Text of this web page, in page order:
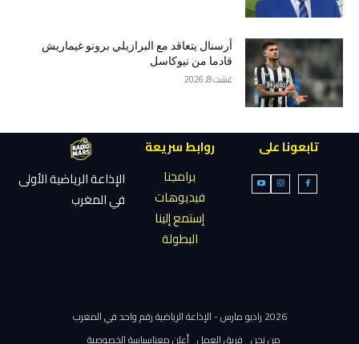
أرسنال يتعاقد مع البرازيلي برونو غيماريش
قادما من نيوكاسل
غشت 8, 2026
تابعونا على
روابط سريعة
برامجنا
فيديوهات
إستمع إلينا
البطولة
الإذاعة الرياضية الأولى
في المغرب
2026 راديو مارس - الإذاعة الرياضية رقم واحد في المغرب
من نحن فريق العمل أعلن معناسياسة الخصوصية